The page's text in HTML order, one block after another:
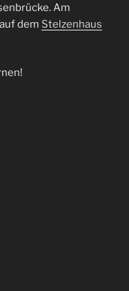
Am
dem Stelzenhaus